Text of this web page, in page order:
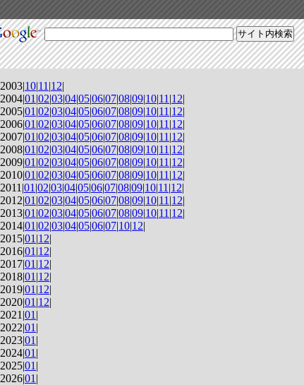
2003|10|11 |12|
2004|01 |02|03|04|05|06|07|08|09|10|11 |12|
2005|01 |02|03|04|05|06|07|08|09|10|11 |12|
2006|01 |02|03|04|05|06|07|08|09|10|11 |12|
2007|01 |02|03|04|05|06|07|08|09|10|11 |12|
2008|01 |02|03|04|05|06|07|08|09|10|11 |12|
2009|01 |02|03|04|05|06|07|08|09|10|11 |12|
2010|01 |02|03|04|05|06|07|08|09|10|11 |12|
2011|01 |02|03|04|05|06|07|08|09|10|11 |12|
2012|01 |02|03|04|05|06|07|08|09|10|11 |12|
2013|01 |02|03|04|05|06|07|08|09|10|11 |12|
2014|01 |02|03|04|05|06|07|10|12|
2015|01 |12|
2016|01 |12|
2017|01 |12|
2018|01 |12|
2019|01 |12|
2020|01 |12|
2021|01 |
2022|01 |
2023|01 |
2024|01 |
2025|01 |
2026|01 |